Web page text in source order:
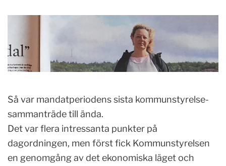
Så var mandatperiodens sista kommunstyrelse-
sammanträde till ända.
Det var flera intressanta punkter på
dagordningen, men först fick Kommunstyrelsen
en genomgång av det ekonomiska läget och